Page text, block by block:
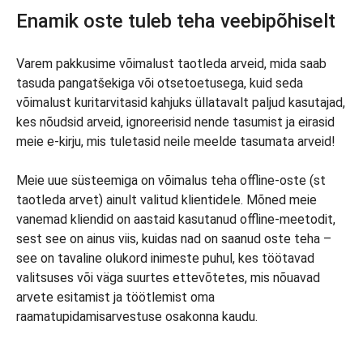
Enamik oste tuleb teha veebipõhiselt
Varem pakkusime võimalust taotleda arveid, mida saab
tasuda pangatšekiga või otsetoetusega, kuid seda
võimalust kuritarvitasid kahjuks üllatavalt paljud kasutajad,
kes nõudsid arveid, ignoreerisid nende tasumist ja eirasid
meie e-kirju, mis tuletasid neile meelde tasumata arveid!
Meie uue süsteemiga on võimalus teha offline-oste (st
taotleda arvet) ainult valitud klientidele. Mõned meie
vanemad kliendid on aastaid kasutanud offline-meetodit,
sest see on ainus viis, kuidas nad on saanud oste teha –
see on tavaline olukord inimeste puhul, kes töötavad
valitsuses või väga suurtes ettevõtetes, mis nõuavad
arvete esitamist ja töötlemist oma
raamatupidamisarvestuse osakonna kaudu.